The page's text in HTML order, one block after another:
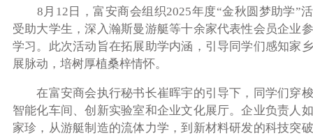
8月12日，富安商会组织2025年度“金秋圆梦助学”
受助大学生，深入瀚斯曼游艇等十余家代表性会员企业
学习。此次活动旨在拓展助学内涵，引导同学们感知家
展脉动，培树厚植桑梓情怀。
在富安商会执行秘书长崔晖宇的引导下，同学们穿
智能化车间、创新实验室和企业文化展厅。企业负责人
家珍，从游艇制造的流体力学，到新材料研发的科技突